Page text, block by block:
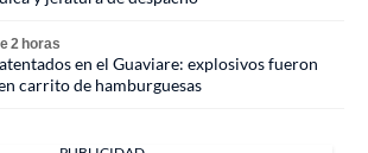
2 horas
en el Guaviare: explosivos fueron
carrito de hamburguesas